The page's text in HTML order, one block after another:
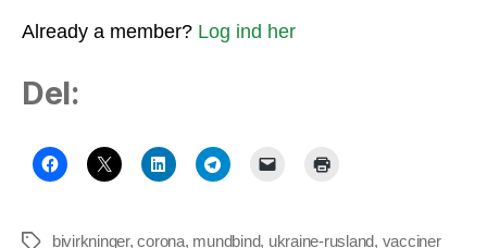
Already a member? Log ind her
Del:
Tags bivirkninger,corona, mundbind, ukraine-rusland, vacciner